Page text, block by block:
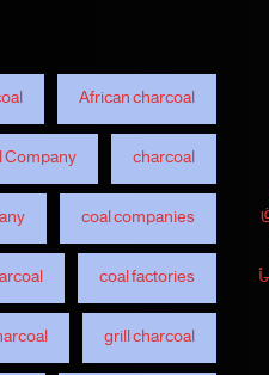
African charcoal
charcoal
coal companies
coal factories
grill charcoal